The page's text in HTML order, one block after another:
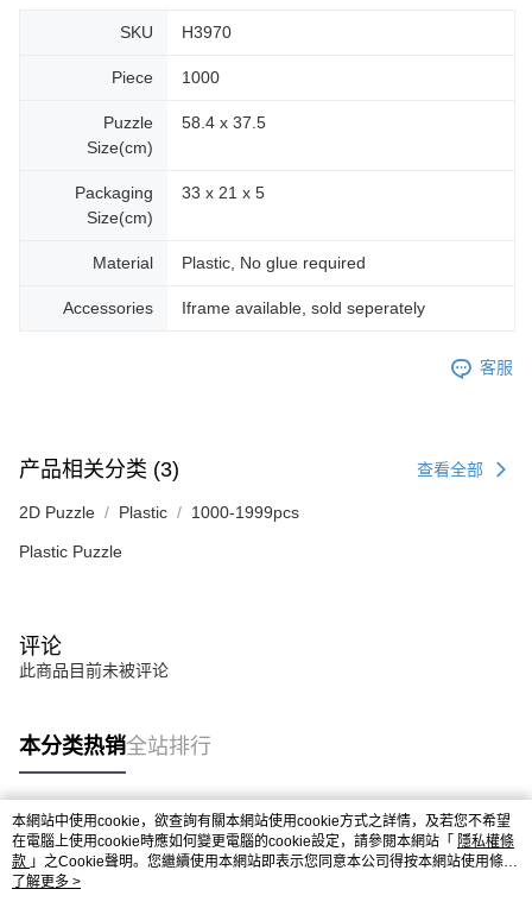
SKU H3970
Piece 1000
Puzzle
Size(cm)
58.4 x 37.5
Packaging
Size(cm)
33 x 21 x 5
Material Plastic, No glue required
Accessories Iframe available, sold seperately
客服
产品相关分类 (3) 查看全部
2D Puzzle Plastic 1000-1999pcs
Plastic Puzzle
评论
此商品目前未被评论
本分类热销全站排行
热门标签
热销排行
本網站中使用cookie，欲查詢有關本網站使用cookie方式之詳情，及若您不希望
在電腦上使用cookie時應如何變更電腦的cookie設定，請參閱本網站「 隱私權條
款 」之Cookie聲明。您繼續使用本網站即表示您同意本公司得按本網站使用條款
之Cookie聲明使用cookie。
了解更多 >